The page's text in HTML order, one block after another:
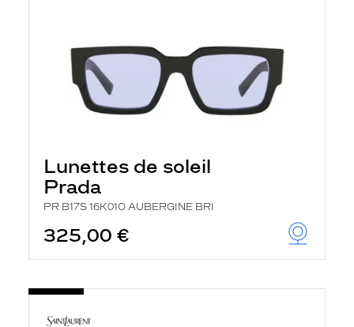
Lunettes de soleil
Prada
PR B17S 16K01O AUBERGINE BRI
325,00 €